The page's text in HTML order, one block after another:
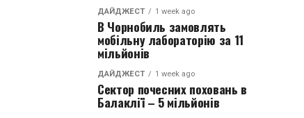
ДАЙДЖЕСТ 1 week ago
В Чорнобиль замовлять
мобільну лабораторію за 11
мільйонів
ДАЙДЖЕСТ 1 week ago
Сектор почесних поховань в
Балаклії – 5 мільйонів